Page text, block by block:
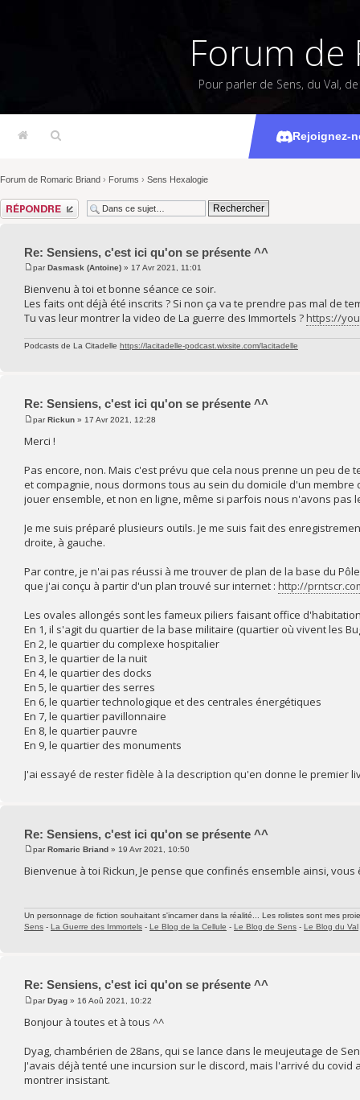
Forum de
Pour parler de Sens, du Val,
Rejoignez-
Sensiens,
Forum de Romaric Briand › Forums › Sens Hexalogie
Répondre
Re: Sensiens, c'est ici qu'on se présente ^^
parDasmask (Antoine) » 17 Avr 2021, 11:01
Bienvenu à toi et bonne séance ce soir.
Les faits ont déjà été inscrits ? Si non ça va te prendre pas mal de
Tu vas leur montrer la video de La guerre des Immortels ? https://
Podcasts de La Citadelle https://lacitadelle-podcast.wixsite.com/lacitadelle
Re: Sensiens, c'est ici qu'on se présente ^^
parRickun » 17 Avr 2021, 12:28
Merci !
Pas encore, non. Mais c'est prévu que cela nous prenne un peu
et compagnie, nous dormons tous au sein du domicile d'un
jouer ensemble, et non en ligne, même si parfois nous n'avons pas
Je me suis préparé plusieurs outils. Je me suis fait des
droite, à gauche.
Par contre, je n'ai pas réussi à me trouver de plan de la base du
que j'ai conçu à partir d'un plan trouvé sur internet : http://
Les ovales allongés sont les fameux piliers faisant office
En 1, il s'agit du quartier de la base militaire (quartier où vivent les
En 2, le quartier du complexe hospitalier
En 3, le quartier de la nuit
En 4, le quartier des docks
En 5, le quartier des serres
En 6, le quartier technologique et des centrales énergétiques
En 7, le quartier pavillonnaire
En 8, le quartier pauvre
En 9, le quartier des monuments
J'ai essayé de rester fidèle à la description qu'en donne le premier
Re: Sensiens, c'est ici qu'on se présente ^^
parRomaric Briand » 19 Avr 2021, 10:50
Bienvenue à toi Rickun, Je pense que confinés ensemble ainsi,
Un personnage de fiction souhaitant s'incarner dans la réalité... Les rolistes sont mes
Sens - La Guerre des Immortels - Le Blog de la Cellule - Le Blog de Sens - Le Blog du Val
Re: Sensiens, c'est ici qu'on se présente ^^
parDyag » 16 Aoû 2021, 10:22
Bonjour à toutes et à tous ^^
Dyag, chambérien de 28ans, qui se lance dans le meujeutage de
J'avais déjà tenté une incursion sur le discord, mais l'arrivé du
montrer insistant.